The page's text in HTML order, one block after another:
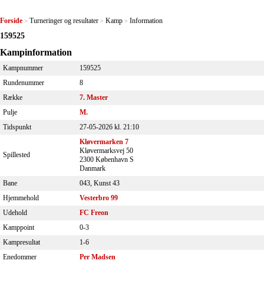
Forside > Turneringer og resultater > Kamp > Information
159525
Kampinformation
Kampnummer
159525
Rundenummer
8
Række
7. Master
Pulje
M.
Tidspunkt
27-05-2026 kl. 21:10
Spillested
Kløvermarken 7
Kløvermarksvej 50
2300 København S
Danmark
Bane
043, Kunst 43
Hjemmehold
Vesterbro 99
Udehold
FC Freon
Kamppoint
0-3
Kampresultat
1-6
Enedommer
Per Madsen